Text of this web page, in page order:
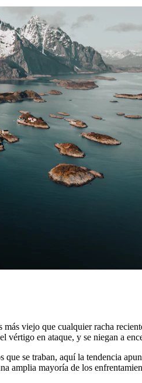
viejo que cualquier racha
vértigo en ataque, y se niegan a
que se traban, aquí la tendencia
amplia mayoría de los